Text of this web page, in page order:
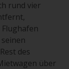
rund vier
des
über